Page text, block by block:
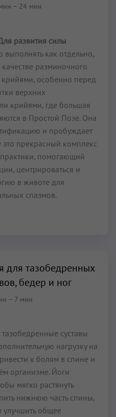
– 24 мин
развития силы
выполнять как отдельно,
разминочного
особенно перед
верхних
крийями, где большая
в Простой Позе. Она
и пробуждает
прекрасный комплекс
помогающий
центрироваться и
в животе для
спазмов.
для тазобедренных
бедер и ног
– 7 мин
суставы
нагрузку на
к болям в спине и
организме. Йоги
мягко растянуть
нижнюю часть спины,
улучшить общее